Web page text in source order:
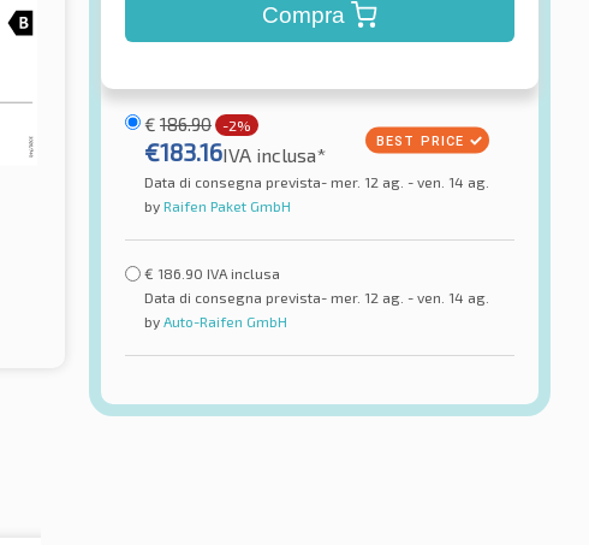
Compra
€ 186.90 -2%
€183.16IVA inclusa*
Data di consegna prevista- mer. 12 ag. - ven. 14 ag.
by Raifen Paket GmbH
€ 186.90 IVA inclusa
Data di consegna prevista- mer. 12 ag. - ven. 14 ag.
by Auto-Raifen GmbH